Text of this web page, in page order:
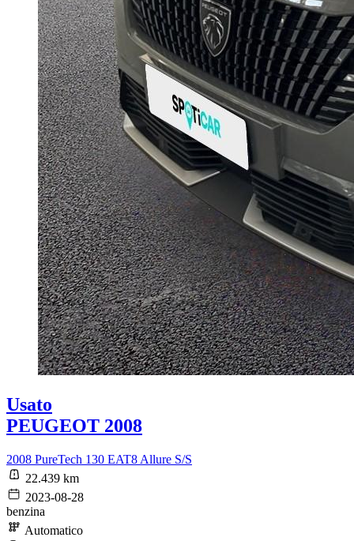
Usato
PEUGEOT 2008
2008 PureTech 130 EAT8 Allure S/S
22.439 km
2023-08-28
benzina
Automatico